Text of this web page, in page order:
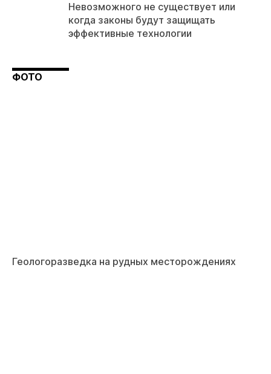
Невозможного не существует или
когда законы будут защищать
эффективные технологии
ФОТО
Геологоразведка на рудных месторождениях